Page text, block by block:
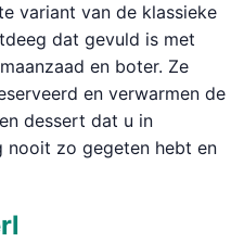
variant van de klassieke
dat gevuld is met
en boter. Ze
en verwarmen de
dessert dat u in
nooit zo gegeten hebt en